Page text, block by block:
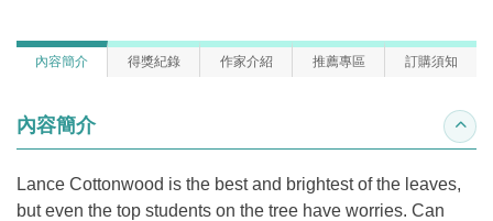
內容簡介 得獎紀錄 作家介紹 推薦專區 訂購須知
內容簡介 收合
Lance Cottonwood is the best and brightest of the leaves,
but even the top students on the tree have worries. Can